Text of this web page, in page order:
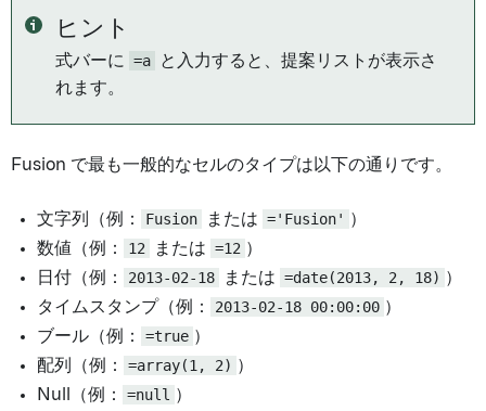
ヒント
式バーに =a
と入力すると、提案リストが表示さ
れます。
Fusion で最も一般的なセルのタイプは以下の通りです。
文字列（例： Fusion または ='Fusion' ）
数値（例：
12 または =12 ）
日付（例：
2013-02-18 または =date(2013, 2, 18) ）
タイムスタンプ（例：
2013-02-18 00:00:00 ）
ブール（例：
=true ）
配列（例：
=array(1, 2) ）
Null（例：
=null ）